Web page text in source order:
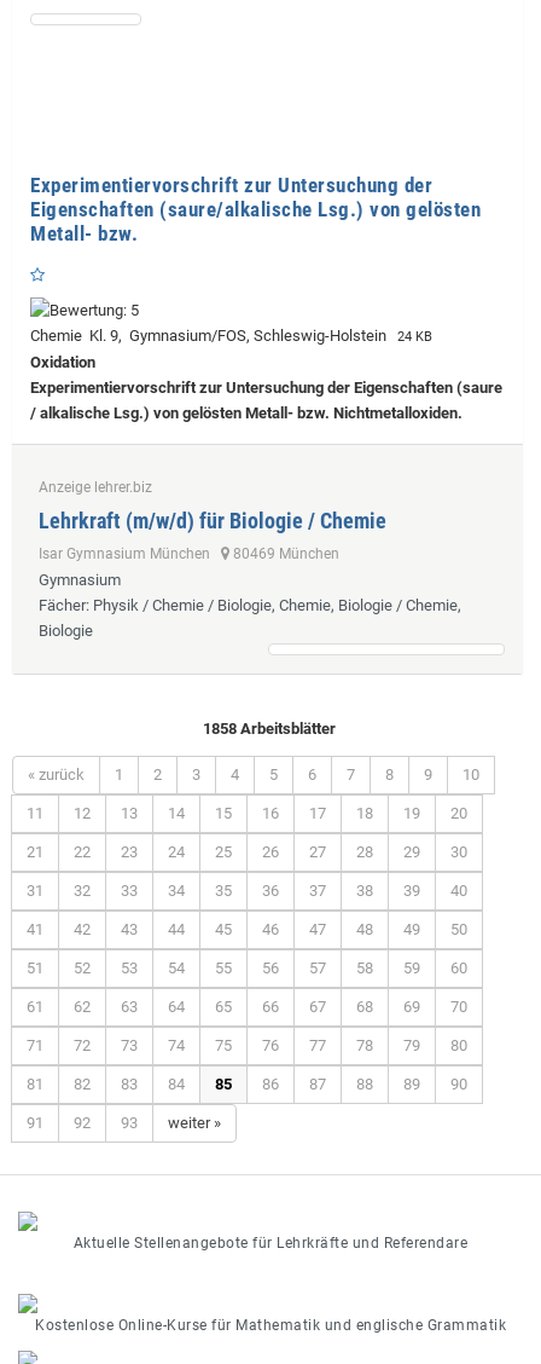
Experimentiervorschrift zur Untersuchung der
Eigenschaften (saure/alkalische Lsg.) von gelösten
Metall- bzw.
Chemie Kl. 9, Gymnasium/FOS, Schleswig-Holstein 24 KB
Oxidation
Experimentiervorschrift zur Untersuchung der Eigenschaften (saure
/ alkalische Lsg.) von gelösten Metall- bzw. Nichtmetalloxiden.
Anzeige lehrer.biz
Lehrkraft (m/w/d) für Biologie / Chemie
Isar Gymnasium München 80469 München
Gymnasium
Fächer: Physik / Chemie / Biologie, Chemie, Biologie / Chemie,
Biologie
1858 Arbeitsblätter
« zurück 1 2 3 4 5 6 7 8 9 10
11 12 13 14 15 16 17 18 19 20
21 22 23 24 25 26 27 28 29 30
31 32 33 34 35 36 37 38 39 40
41 42 43 44 45 46 47 48 49 50
51 52 53 54 55 56 57 58 59 60
61 62 63 64 65 66 67 68 69 70
71 72 73 74 75 76 77 78 79 80
81 82 83 84 85 86 87 88 89 90
91 92 93 weiter »
Aktuelle Stellenangebote für Lehrkräfte und Referendare
Kostenlose Online-Kurse für Mathematik und englische Grammatik